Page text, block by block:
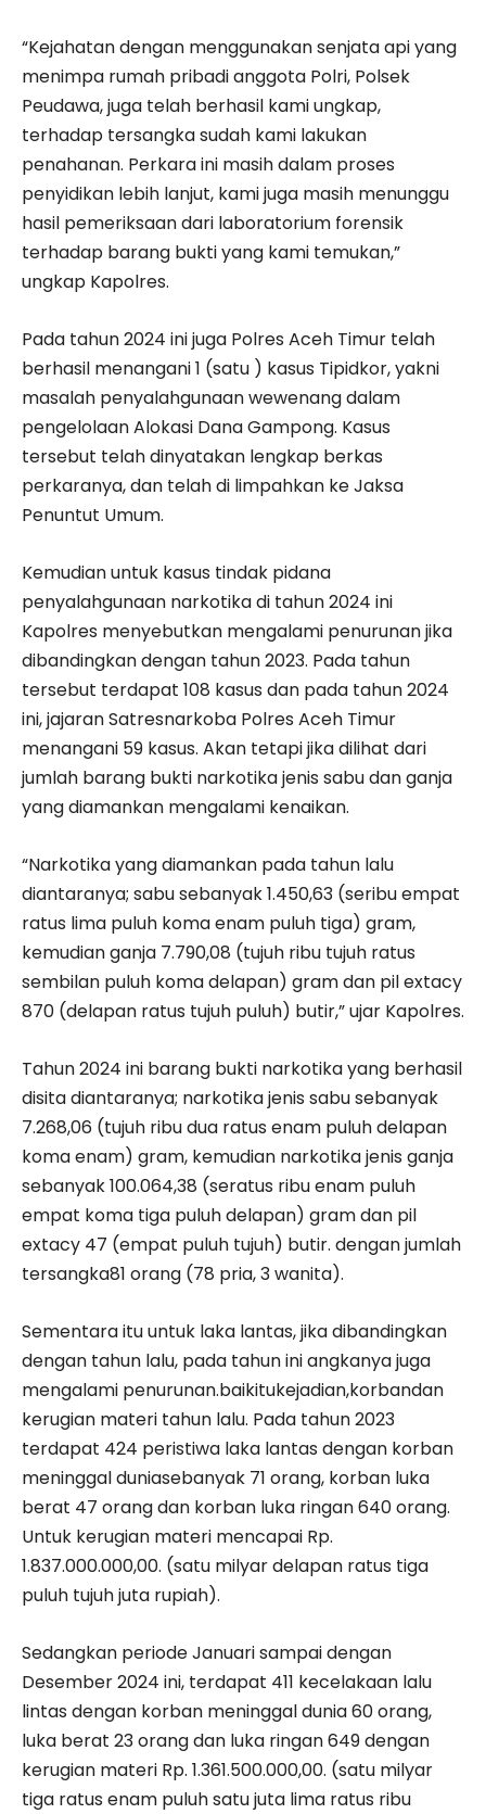
“Kejahatan dengan menggunakan senjata api yang
menimpa rumah pribadi anggota Polri, Polsek
Peudawa, juga telah berhasil kami ungkap,
terhadap tersangka sudah kami lakukan
penahanan. Perkara ini masih dalam proses
penyidikan lebih lanjut, kami juga masih menunggu
hasil pemeriksaan dari laboratorium forensik
terhadap barang bukti yang kami temukan,”
ungkap Kapolres.
Pada tahun 2024 ini juga Polres Aceh Timur telah
berhasil menangani 1 (satu ) kasus Tipidkor, yakni
masalah penyalahgunaan wewenang dalam
pengelolaan Alokasi Dana Gampong. Kasus
tersebut telah dinyatakan lengkap berkas
perkaranya, dan telah di limpahkan ke Jaksa
Penuntut Umum.
Kemudian untuk kasus tindak pidana
penyalahgunaan narkotika di tahun 2024 ini
Kapolres menyebutkan mengalami penurunan jika
dibandingkan dengan tahun 2023. Pada tahun
tersebut terdapat 108 kasus dan pada tahun 2024
ini, jajaran Satresnarkoba Polres Aceh Timur
menangani 59 kasus. Akan tetapi jika dilihat dari
jumlah barang bukti narkotika jenis sabu dan ganja
yang diamankan mengalami kenaikan.
“Narkotika yang diamankan pada tahun lalu
diantaranya; sabu sebanyak 1.450,63 (seribu empat
ratus lima puluh koma enam puluh tiga) gram,
kemudian ganja 7.790,08 (tujuh ribu tujuh ratus
sembilan puluh koma delapan) gram dan pil extacy
870 (delapan ratus tujuh puluh) butir,” ujar Kapolres.
Tahun 2024 ini barang bukti narkotika yang berhasil
disita diantaranya; narkotika jenis sabu sebanyak
7.268,06 (tujuh ribu dua ratus enam puluh delapan
koma enam) gram, kemudian narkotika jenis ganja
sebanyak 100.064,38 (seratus ribu enam puluh
empat koma tiga puluh delapan) gram dan pil
extacy 47 (empat puluh tujuh) butir. dengan jumlah
tersangka81 orang (78 pria, 3 wanita).
Sementara itu untuk laka lantas, jika dibandingkan
dengan tahun lalu, pada tahun ini angkanya juga
mengalami penurunan.baikitukejadian,korbandan
kerugian materi tahun lalu. Pada tahun 2023
terdapat 424 peristiwa laka lantas dengan korban
meninggal duniasebanyak 71 orang, korban luka
berat 47 orang dan korban luka ringan 640 orang.
Untuk kerugian materi mencapai Rp.
1.837.000.000,00. (satu milyar delapan ratus tiga
puluh tujuh juta rupiah).
Sedangkan periode Januari sampai dengan
Desember 2024 ini, terdapat 411 kecelakaan lalu
lintas dengan korban meninggal dunia 60 orang,
luka berat 23 orang dan luka ringan 649 dengan
kerugian materi Rp. 1.361.500.000,00. (satu milyar
tiga ratus enam puluh satu juta lima ratus ribu